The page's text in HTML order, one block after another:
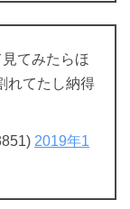
てみたらほ
れてたし納得
2019年1